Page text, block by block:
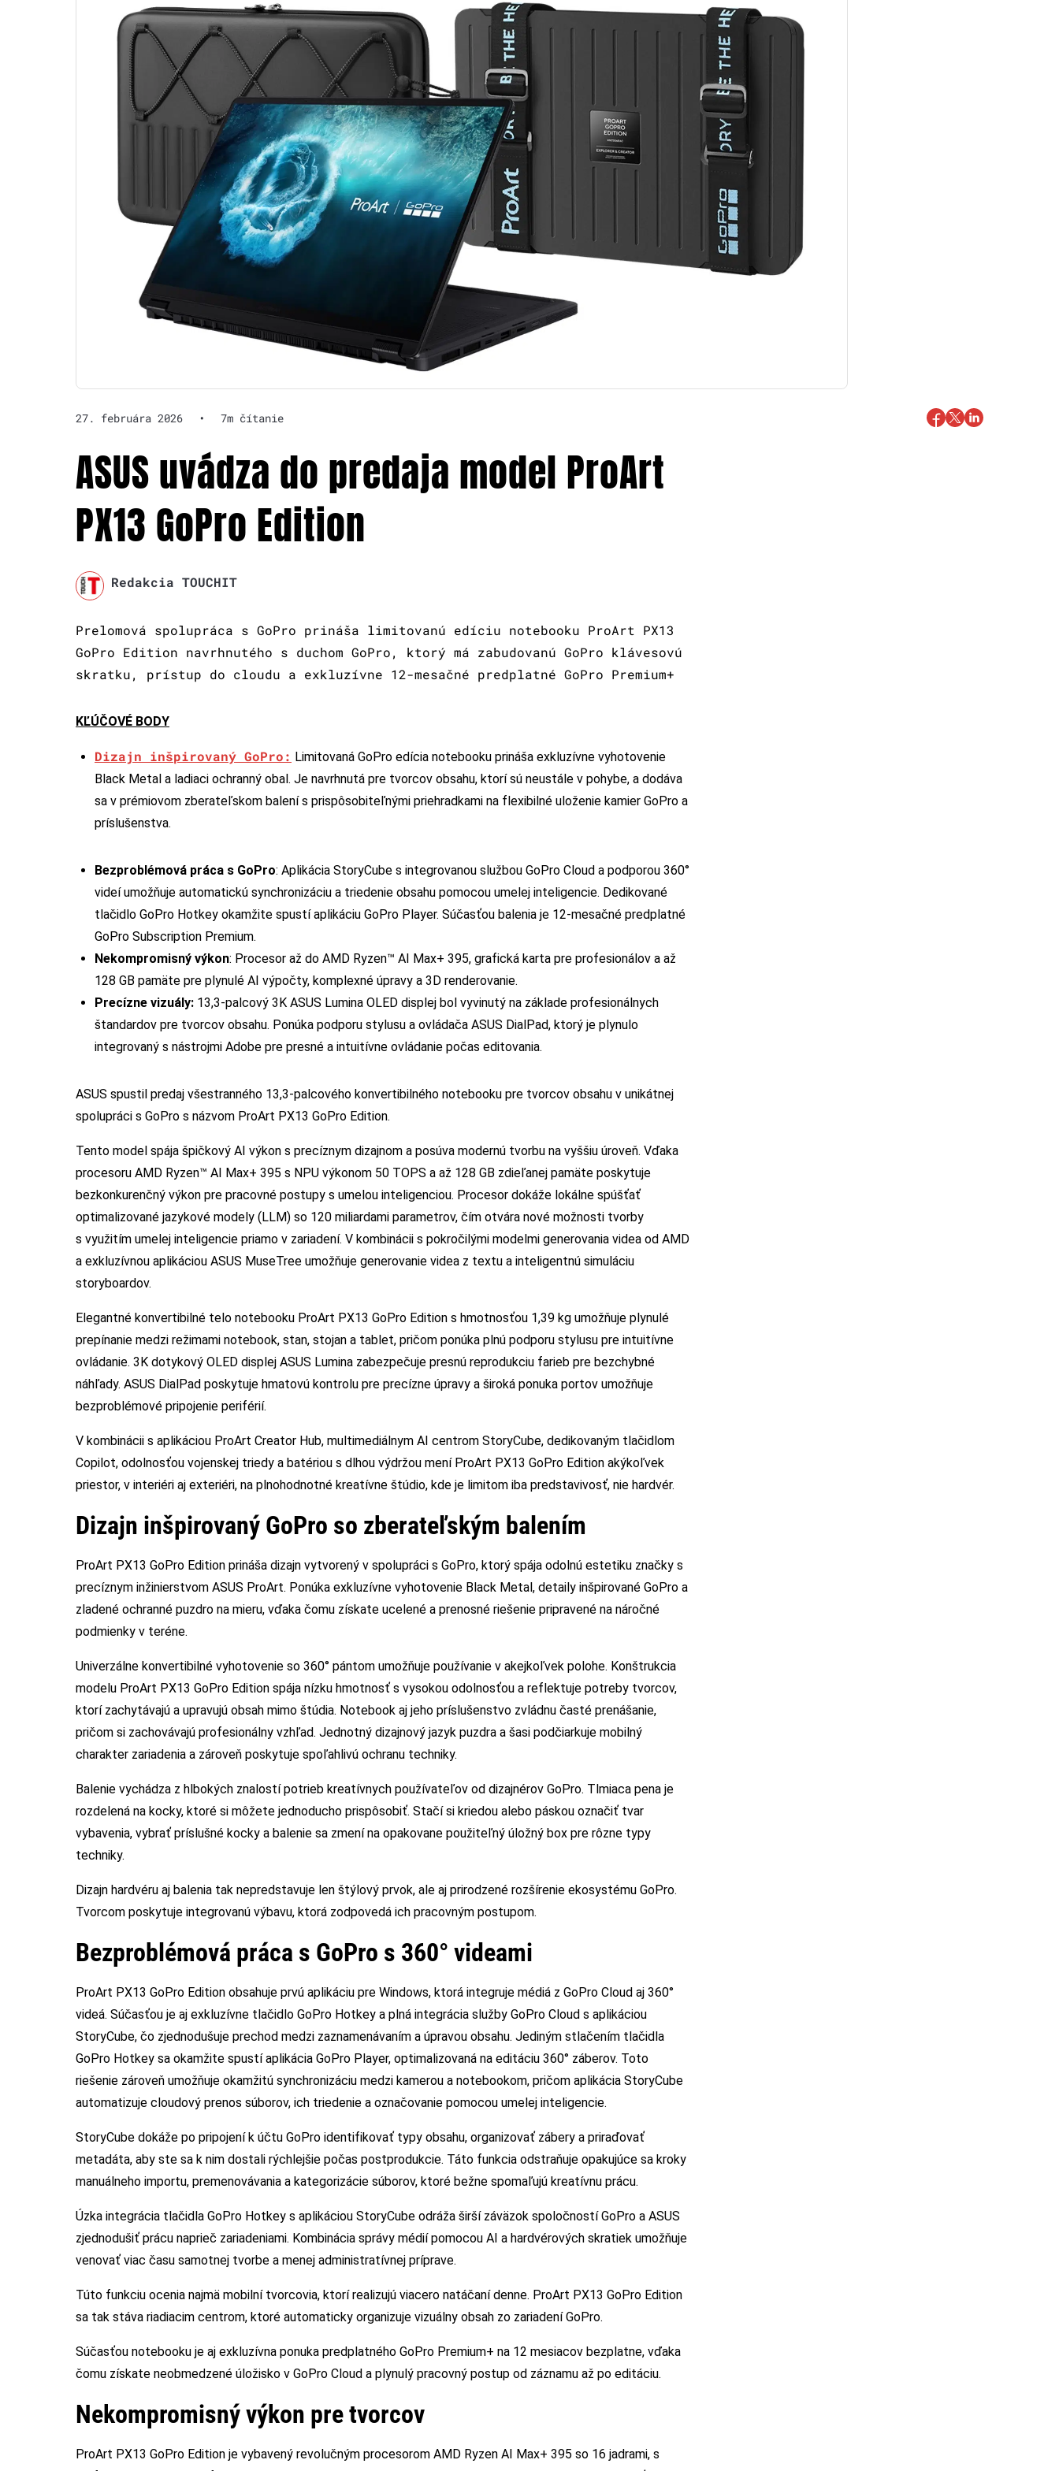
27. februára 2026 • 7m čítanie
ASUS uvádza do predaja model ProArt
PX13 GoPro Edition
Redakcia TOUCHIT
Prelomová spolupráca s GoPro prináša limitovanú edíciu notebooku ProArt PX13
GoPro Edition navrhnutého s duchom GoPro, ktorý má zabudovanú GoPro klávesovú
skratku, prístup do cloudu a exkluzívne 12-mesačné predplatné GoPro Premium+
KĽÚČOVÉ BODY
Dizajn inšpirovaný GoPro: Limitovaná GoPro edícia notebooku prináša exkluzívne vyhotovenie
Black Metal a ladiaci ochranný obal. Je navrhnutá pre tvorcov obsahu, ktorí sú neustále v pohybe, a dodáva
sa v prémiovom zberateľskom balení s prispôsobiteľnými priehradkami na flexibilné uloženie kamier GoPro a
príslušenstva.
Bezproblémová práca s GoPro: Aplikácia StoryCube s integrovanou službou GoPro Cloud a podporou 360°
videí umožňuje automatickú synchronizáciu a triedenie obsahu pomocou umelej inteligencie. Dedikované
tlačidlo GoPro Hotkey okamžite spustí aplikáciu GoPro Player. Súčasťou balenia je 12-mesačné predplatné
GoPro Subscription Premium.
Nekompromisný výkon: Procesor až do AMD Ryzen™ AI Max+ 395, grafická karta pre profesionálov a až
128 GB pamäte pre plynulé AI výpočty, komplexné úpravy a 3D renderovanie.
Precízne vizuály: 13,3-palcový 3K ASUS Lumina OLED displej bol vyvinutý na základe profesionálnych
štandardov pre tvorcov obsahu. Ponúka podporu stylusu a ovládača ASUS DialPad, ktorý je plynulo
integrovaný s nástrojmi Adobe pre presné a intuitívne ovládanie počas editovania.
ASUS spustil predaj všestranného 13,3-palcového konvertibilného notebooku pre tvorcov obsahu v unikátnej
spolupráci s GoPro s názvom ProArt PX13 GoPro Edition.
Tento model spája špičkový AI výkon s precíznym dizajnom a posúva modernú tvorbu na vyššiu úroveň. Vďaka
procesoru AMD Ryzen™ AI Max+ 395 s NPU výkonom 50 TOPS a až 128 GB zdieľanej pamäte poskytuje
bezkonkurenčný výkon pre pracovné postupy s umelou inteligenciou. Procesor dokáže lokálne spúšťať
optimalizované jazykové modely (LLM) so 120 miliardami parametrov, čím otvára nové možnosti tvorby
s využitím umelej inteligencie priamo v zariadení. V kombinácii s pokročilými modelmi generovania videa od AMD
a exkluzívnou aplikáciou ASUS MuseTree umožňuje generovanie videa z textu a inteligentnú simuláciu
storyboardov.
Elegantné konvertibilné telo notebooku ProArt PX13 GoPro Edition s hmotnosťou 1,39 kg umožňuje plynulé
prepínanie medzi režimami notebook, stan, stojan a tablet, pričom ponúka plnú podporu stylusu pre intuitívne
ovládanie. 3K dotykový OLED displej ASUS Lumina zabezpečuje presnú reprodukciu farieb pre bezchybné
náhľady. ASUS DialPad poskytuje hmatovú kontrolu pre precízne úpravy a široká ponuka portov umožňuje
bezproblémové pripojenie periférií.
V kombinácii s aplikáciou ProArt Creator Hub, multimediálnym AI centrom StoryCube, dedikovaným tlačidlom
Copilot, odolnosťou vojenskej triedy a batériou s dlhou výdržou mení ProArt PX13 GoPro Edition akýkoľvek
priestor, v interiéri aj exteriéri, na plnohodnotné kreatívne štúdio, kde je limitom iba predstavivosť, nie hardvér.
Dizajn inšpirovaný GoPro so zberateľským balením
ProArt PX13 GoPro Edition prináša dizajn vytvorený v spolupráci s GoPro, ktorý spája odolnú estetiku značky s
precíznym inžinierstvom ASUS ProArt. Ponúka exkluzívne vyhotovenie Black Metal, detaily inšpirované GoPro a
zladené ochranné puzdro na mieru, vďaka čomu získate ucelené a prenosné riešenie pripravené na náročné
podmienky v teréne.
Univerzálne konvertibilné vyhotovenie so 360° pántom umožňuje používanie v akejkoľvek polohe. Konštrukcia
modelu ProArt PX13 GoPro Edition spája nízku hmotnosť s vysokou odolnosťou a reflektuje potreby tvorcov,
ktorí zachytávajú a upravujú obsah mimo štúdia. Notebook aj jeho príslušenstvo zvládnu časté prenášanie,
pričom si zachovávajú profesionálny vzhľad. Jednotný dizajnový jazyk puzdra a šasi podčiarkuje mobilný
charakter zariadenia a zároveň poskytuje spoľahlivú ochranu techniky.
Balenie vychádza z hlbokých znalostí potrieb kreatívnych používateľov od dizajnérov GoPro. Tlmiaca pena je
rozdelená na kocky, ktoré si môžete jednoducho prispôsobiť. Stačí si kriedou alebo páskou označiť tvar
vybavenia, vybrať príslušné kocky a balenie sa zmení na opakovane použiteľný úložný box pre rôzne typy
techniky.
Dizajn hardvéru aj balenia tak nepredstavuje len štýlový prvok, ale aj prirodzené rozšírenie ekosystému GoPro.
Tvorcom poskytuje integrovanú výbavu, ktorá zodpovedá ich pracovným postupom.
Bezproblémová práca s GoPro s 360° videami
ProArt PX13 GoPro Edition obsahuje prvú aplikáciu pre Windows, ktorá integruje médiá z GoPro Cloud aj 360°
videá. Súčasťou je aj exkluzívne tlačidlo GoPro Hotkey a plná integrácia služby GoPro Cloud s aplikáciou
StoryCube, čo zjednodušuje prechod medzi zaznamenávaním a úpravou obsahu. Jediným stlačením tlačidla
GoPro Hotkey sa okamžite spustí aplikácia GoPro Player, optimalizovaná na editáciu 360° záberov. Toto
riešenie zároveň umožňuje okamžitú synchronizáciu medzi kamerou a notebookom, pričom aplikácia StoryCube
automatizuje cloudový prenos súborov, ich triedenie a označovanie pomocou umelej inteligencie.
StoryCube dokáže po pripojení k účtu GoPro identifikovať typy obsahu, organizovať zábery a priraďovať
metadáta, aby ste sa k nim dostali rýchlejšie počas postprodukcie. Táto funkcia odstraňuje opakujúce sa kroky
manuálneho importu, premenovávania a kategorizácie súborov, ktoré bežne spomaľujú kreatívnu prácu.
Úzka integrácia tlačidla GoPro Hotkey s aplikáciou StoryCube odráža širší záväzok spoločností GoPro a ASUS
zjednodušiť prácu naprieč zariadeniami. Kombinácia správy médií pomocou AI a hardvérových skratiek umožňuje
venovať viac času samotnej tvorbe a menej administratívnej príprave.
Túto funkciu ocenia najmä mobilní tvorcovia, ktorí realizujú viacero natáčaní denne. ProArt PX13 GoPro Edition
sa tak stáva riadiacim centrom, ktoré automaticky organizuje vizuálny obsah zo zariadení GoPro.
Súčasťou notebooku je aj exkluzívna ponuka predplatného GoPro Premium+ na 12 mesiacov bezplatne, vďaka
čomu získate neobmedzené úložisko v GoPro Cloud a plynulý pracovný postup od záznamu až po editáciu.
Nekompromisný výkon pre tvorcov
ProArt PX13 GoPro Edition je vybavený revolučným procesorom AMD Ryzen AI Max+ 395 so 16 jadrami, s